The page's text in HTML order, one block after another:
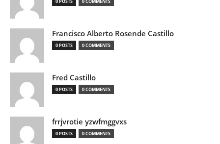
Francisco Alberto Rosende Castillo
0 POSTS 0 COMMENTS
Fred Castillo
0 POSTS 0 COMMENTS
frrjvrotie yzwfmggvxs
0 POSTS 0 COMMENTS